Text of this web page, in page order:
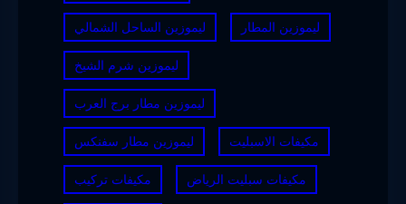
ليموزين الساحل الشمالي ليموزين المطار
ليموزين شرم الشيخ
ليموزين مطار برج العرب
ليموزين مطار سفنكس مكيفات الاسبليت
مكيفات تركيب مكيفات سبليت الرياض